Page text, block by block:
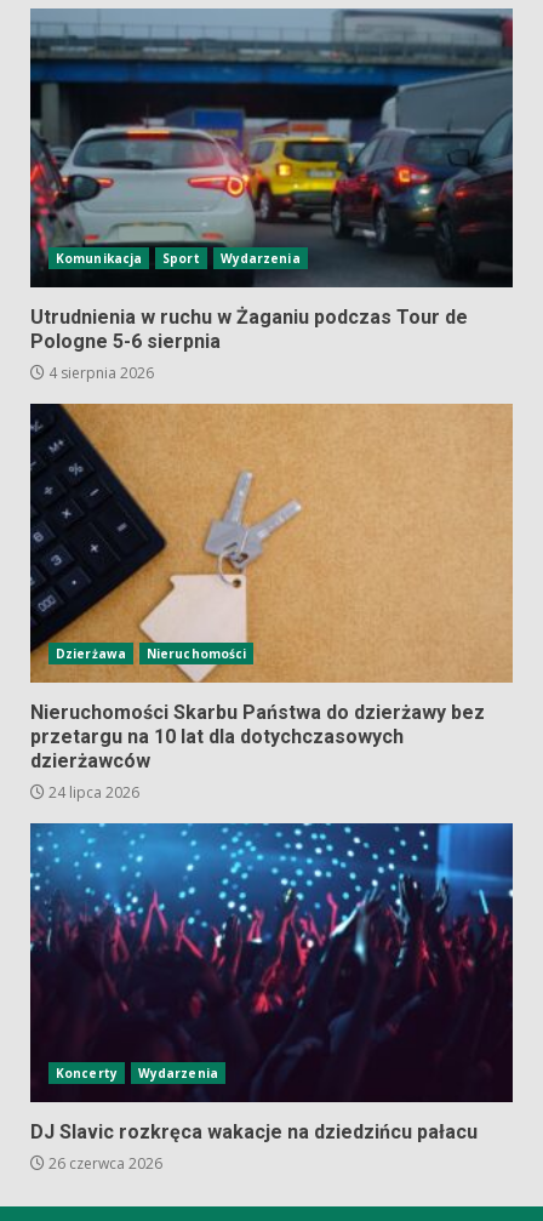
Komunikacja Sport Wydarzenia
Utrudnienia w ruchu w Żaganiu podczas Tour de
Pologne 5-6 sierpnia
4 sierpnia 2026
Dzierżawa Nieruchomości
Nieruchomości Skarbu Państwa do dzierżawy bez
przetargu na 10 lat dla dotychczasowych
dzierżawców
24 lipca 2026
Koncerty Wydarzenia
DJ Slavic rozkręca wakacje na dziedzińcu pałacu
26 czerwca 2026